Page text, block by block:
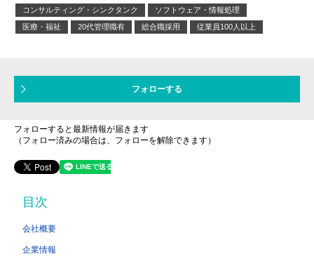
コンサルティング・シンクタンク
ソフトウェア・情報処理
医療・福祉
20代管理職有 総合職採用 従業員100人以上
フォローする
フォローすると最新情報が届きます
（フォロー済みの場合は、フォローを解除できます）
目次
会社概要
企業情報